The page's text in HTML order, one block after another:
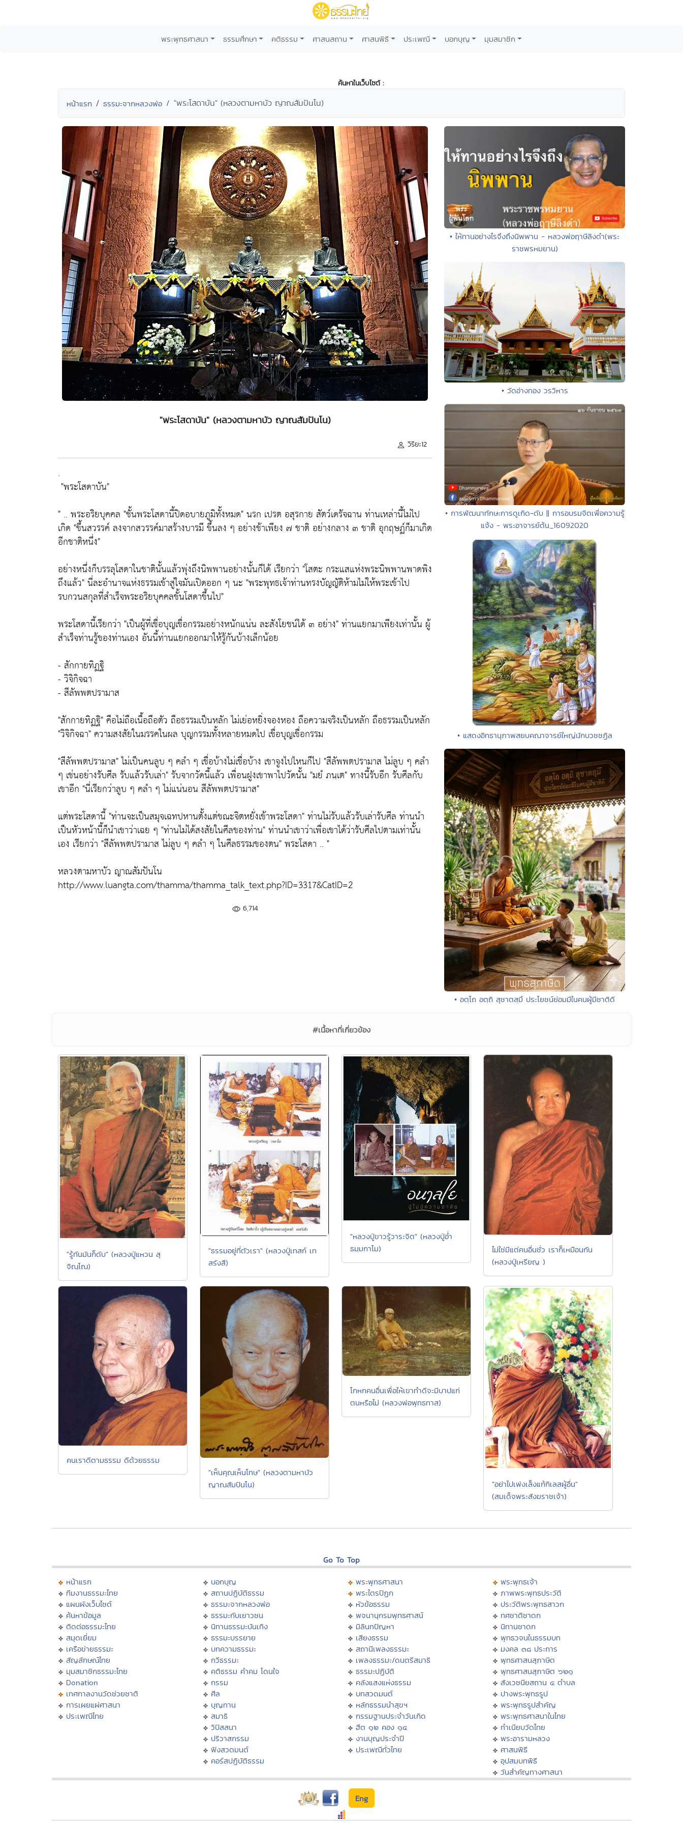
พระพุทธศาสนา ธรรมศึกษา คติธรรม ศาสนสถาน ศาสนพิธี ประเพณี บอกบุญ มุมสมาชิก
ค้นหาในเว็บไซต์ :
หน้าแรก ธรรมะจากหลวงพ่อ "พระโสดาบัน" (หลวงตามหาบัว ญาณสัมปันโน)
"พระโสดาบัน" (หลวงตามหาบัว ญาณสัมปันโน)
วิริยะ12
.
"พระโสดาบัน"
" .. พระอริยบุคคล "ชั้นพระโสดานี้ปิดอบายภูมิทั้งหมด"นรก เปรต อสุรกาย สัตว์เดรัจฉาน ท่านเหล่านี้ไม่ไป
เกิด "ขึ้นสวรรค์ ลงจากสวรรค์มาสร้างบารมี ขึ้นลง ๆ อย่างช้าเพียง ๗ ชาติ อย่างกลาง ๓ ชาติ อุกฤษฏ์ก็มาเกิด
อีกชาติหนึ่ง"
อย่างหนึ่งก็บรรลุโสดาในชาตินั้นแล้วพุ่งถึงนิพพานอย่างนั้นก็ได้ เรียกว่า "โสตะ กระแสแห่งพระนิพพานพาดพิง
ถึงแล้ว"นี่ละอำนาจแห่งธรรมเข้าสู่ใจมันเปิดออก ๆ นะ "พระพุทธเจ้าท่านทรงบัญญัติห้ามไม่ให้พระเข้าไป
รบกวนสกุลที่สำเร็จพระอริยบุคคลขั้นโสดาขึ้นไป"
พระโสดานี้เรียกว่า "เป็นผู้ที่เชื่อบุญเชื่อกรรมอย่างหนักแน่น ละสังโยชน์ได้ ๓ อย่าง"ท่านแยกมาเพียงเท่านั้น ผู้
สำเร็จท่านรู้ของท่านเอง อันนี้ท่านแยกออกมาให้รู้กันบ้างเล็กน้อย
- สักกายทิฏฐิ
- วิจิกิจฉา
- สีลัพพตปรามาส
"สักกายทิฏฐิ"คือไม่ถือเนื้อถือตัว ถือธรรมเป็นหลัก ไม่เย่อหยิ่งจองหอง ถือความจริงเป็นหลัก ถือธรรมเป็นหลัก
"วิจิกิจฉา"ความสงสัยในมรรคในผล บุญกรรมทั้งหลายหมดไป เชื่อบุญเชื่อกรรม
"สีลัพพตปรามาส"ไม่เป็นคนลูบ ๆ คลำ ๆ เชื่อบ้างไม่เชื่อบ้าง เขาจูงไปไหนก็ไป "สีลัพพตปรามาส ไม่ลูบ ๆ คลำ
ๆ เช่นอย่างรับศีล รับแล้วรับเล่า"รับจากวัดนี้แล้ว เพื่อนฝูงเขาพาไปวัดนั้น "มยํ ภนฺเต"ทางนี้รับอีก รับศีลกับ
เขาอีก "นี่เรียกว่าลูบ ๆ คลำ ๆ ไม่แน่นอน สีลัพพตปรามาส"
แต่พระโสดานี้ "ท่านจะเป็นสมุจเฉทปหานตั้งแต่ขณะจิตหยั่งเข้าพระโสดา"ท่านไม่รับแล้วรับเล่ารับศีล ท่านนำ
เป็นหัวหน้านี้ก็นำเขาว่าเฉย ๆ "ท่านไม่ได้สงสัยในศีลของท่าน"ท่านนำเขาว่าเพื่อเขาได้ว่ารับศีลไปตามเท่านั้น
เอง เรียกว่า "สีลัพพตปรามาส ไม่ลูบ ๆ คลำ ๆ ในศีลธรรมของตน"พระโสดา .. "
หลวงตามหาบัว ญาณสัมปันโน
http://www.luangta.com/thamma/thamma_talk_text.php?ID=3317&CatID=2
6,714
• ให้ทานอย่างไรจึงถึงนิพพาน - หลวงพ่อฤาษีลิงดำ(พระ
ราชพรหมยาน)
• วัดอ่างทอง วรวิหาร
• การพัฒนาทักษะการดูเกิด-ดับ || การอบรมจิตเพื่อความรู้
แจ้ง - พระอาจารย์ต้น_16092020
• แสดงอิทธานุภาพสยบคณาจารย์ใหญ่นักบวชชฏิล
• อตฺโถ อตฺถิ สุชาตสฺมึ ประโยชน์ย่อมมีในคนผู้มีชาติดี
#เนื้อหาที่เกี่ยวข้อง
"รู้ทันมันก็ดับ" (หลวงปู่แหวน สุ
จิณฺโณ)
"ธรรมอยู่ที่ตัวเรา" (หลวงปู่เทสก์ เท
สรังสี)
"หลวงปู่ขาวรู้วาระจิต" (หลวงปู่อ่ำ
ธมฺมกาโม)
ไม่ใช่มีแต่คนอื่นชั่ว เราก็เหมือนกัน
(หลวงปู่เหรียญ )
คนเราดีตามธรรม ดีด้วยธรรม
"เห็นคุณเห็นโทษ" (หลวงตามหาบัว
ญาณสัมปันโน)
โกหกคนอื่นเพื่อให้เขาทำดีจะมีบาปแก่
ตนหรือไม่ (หลวงพ่อพุทธทาส)
"อย่าไปเพ่งเล็งแก้กิเลสผู้อื่น"
(สมเด็จพระสังฆราชเจ้า)
Go To Top
หน้าแรก
ทีมงานธรรมะไทย
แผนผังเว็บไซต์
ค้นหาข้อมูล
ติดต่อธรรมะไทย
สมุดเยี่ยม
เครือข่ายธรรมะ
สัญลักษณ์ไทย
มุมสมาชิกธรรมะไทย
Donation
เทศกาลงานวัดช่วยชาติ
การเผยแผ่ศาสนา
ประเพณีไทย
บอกบุญ
สถานปฏิบัติธรรม
ธรรมะจากหลวงพ่อ
ธรรมะกับเยาวชน
นิทานธรรมะบันเทิง
ธรรมะบรรยาย
บทความธรรมะ
กวีธรรมะ
คติธรรม คำคม โดนใจ
กรรม
ศีล
บุญทาน
สมาธิ
วิปัสสนา
ปริวาสกรรม
ฟังสวดมนต์
คอร์สปฏิบัติธรรม
พระพุทธศาสนา
พระไตรปิฏก
หัวข้อธรรม
พจนานุกรมพุทธศาสน์
มิลินทปัญหา
เสียงธรรม
สถานีเพลงธรรมะ
เพลงธรรมะ/ดนตรีสมาธิ
ธรรมะปฏิบัติ
คลังแสงแห่งธรรม
บทสวดมนต์
หลักธรรมนำสุขฯ
กรรมฐานประจำวันเกิด
ฮีต ๑๒ คอง ๑๔
งานบุญประจำปี
ประเพณีทั่วไทย
พระพุทธเจ้า
ภาพพระพุทธประวัติ
ประวัติพระพุทธสาวก
ทศชาติชาดก
นิทานชาดก
พุทธวจนในธรรมบท
มงคล ๓๘ ประการ
พุทธศาสนสุภาษิต
พุทธศาสนสุภาษิต ๖๒๑
สังเวชนียสถาน ๔ ตำบล
ปางพระพุทธรูป
พระพุทธรูปสำคัญ
พระพุทธศาสนาในไทย
ทำเนียบวัดไทย
พระอารามหลวง
ศาสนพิธี
อุปสมบทพิธี
วันสำคัญทางศาสนา
Eng